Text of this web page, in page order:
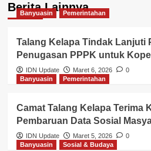
Berita Lainnya
Banyuasin Pemerintahan
Talang Kelapa Tindak Lanjuti
Penugasan PPPK untuk
IDN Update Maret 6, 2026
0
Banyuasin
Pemerintahan
Camat Talang Kelapa Terima
Pembaruan Data Sosial
IDN Update Maret 5, 2026
0
Banyuasin
Sosial & Budaya